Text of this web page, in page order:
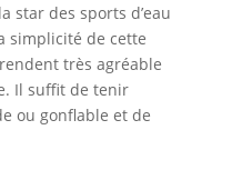
star des sports d’eau
simplicité de cette
très agréable
Il suffit de tenir
ou gonflable et de